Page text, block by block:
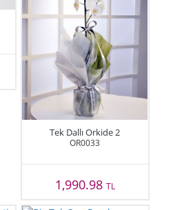
Tek Dallı Orkide 2
OR0033
1,990.98 TL